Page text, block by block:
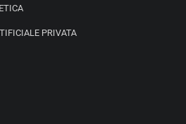
PRIVATA